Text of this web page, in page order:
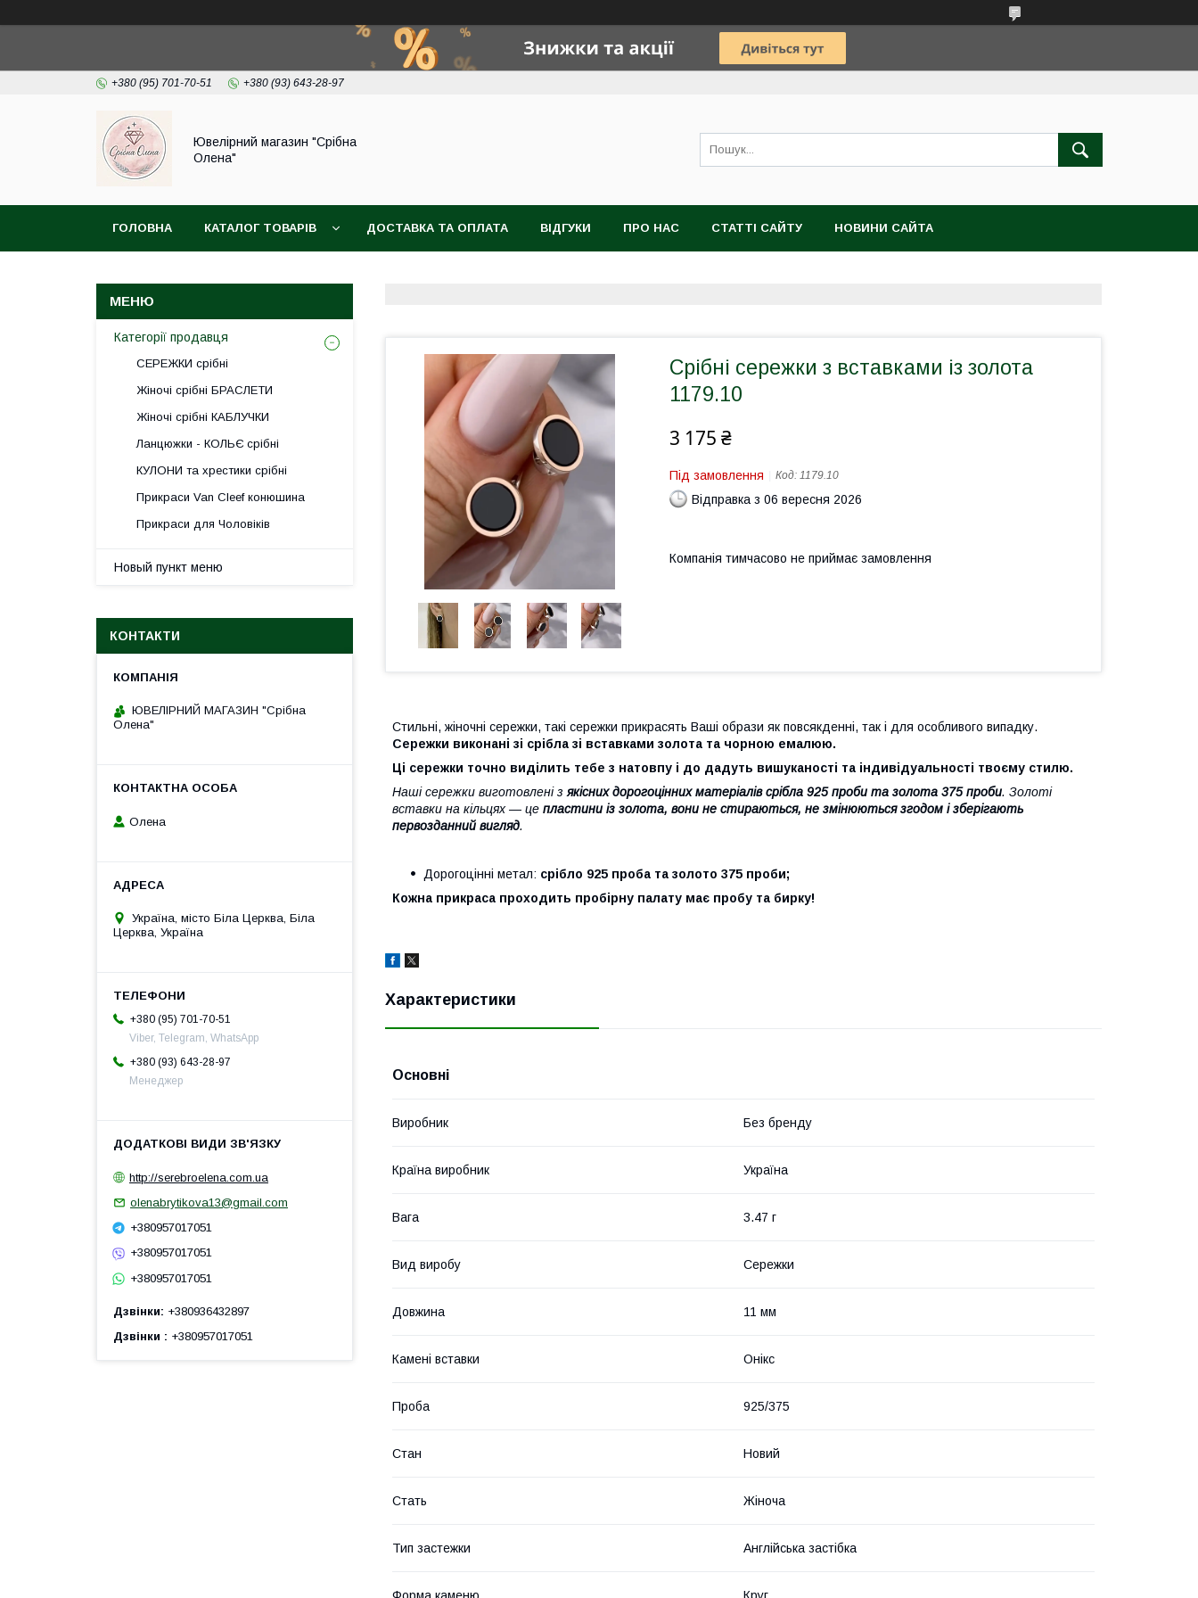
+380 (95) 701-70-51 +380 (93) 643-28-97
Ювелірний магазин "Срібна
Олена"
ГОЛОВНА КАТАЛОГ ТОВАРІВ ДОСТАВКА ТА ОПЛАТА ВІДГУКИ ПРО НАС СТАТТІ САЙТУ НОВИНИ САЙТА
Срібні сережки з вставками із золота
1179.10
3 175 ₴
Під замовлення Код: 1179.10
Відправка з 06 вересня 2026
Компанія тимчасово не приймає замовлення
Стильні, жіночні сережки, такі сережки прикрасять Ваші образи як повсякденні, так і для особливого випадку.
Сережки виконані зі срібла зі вставками золота та чорною емалюю.
Ці сережки точно виділить тебе з натовпу і до дадуть вишуканості та індивідуальності твоєму стилю.
Наші сережки виготовлені з якісних дорогоцінних матеріалів срібла 925 проби та золота 375 проби. Золоті
вставки на кільцях — це пластини із золота, вони не стираються, не змінюються згодом і зберігають
первозданний вигляд.
Дорогоцінні метал: срібло 925 проба та золото 375 проби;
Кожна прикраса проходить пробірну палату має пробу та бирку!
Характеристики
Основні
Виробник Без бренду
Країна виробник Україна
Вага 3.47 г
Вид виробу Сережки
Довжина 11 мм
Камені вставки Онікс
Проба 925/375
Стан Новий
Стать Жіноча
Тип застежки Англійська застібка
Категорії продавця
СЕРЕЖКИ срібні
Жіночі срібні БРАСЛЕТИ
Жіночі срібні КАБЛУЧКИ
Ланцюжки - КОЛЬЄ срібні
КУЛОНИ та хрестики срібні
Прикраси Van Cleef конюшина
Прикраси для Чоловіків
Новый пункт меню
КОНТАКТИ
ЮВЕЛІРНИЙ МАГАЗИН "Срібна
Олена"
Олена
Україна, місто Біла Церква, Біла
Церква, Україна
+380 (95) 701-70-51
Viber, Telegram, WhatsApp
+380 (93) 643-28-97
Менеджер
http://serebroelena.com.ua
olenabrytikova13@gmail.com
+380957017051
+380957017051
+380957017051
Дзвінки
+380936432897
Дзвінки
+380957017051